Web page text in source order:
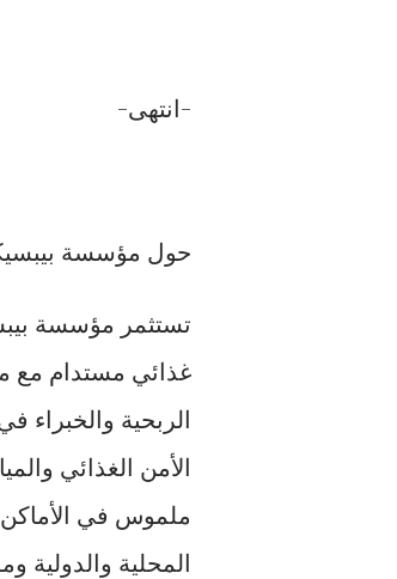
-انتهى-
حول مؤسسة
تستثمر مؤسسة
غذائي مستدام مع
الربحية
الأمن الغذائي
ملموس في الأماكن
المحلية والدولية